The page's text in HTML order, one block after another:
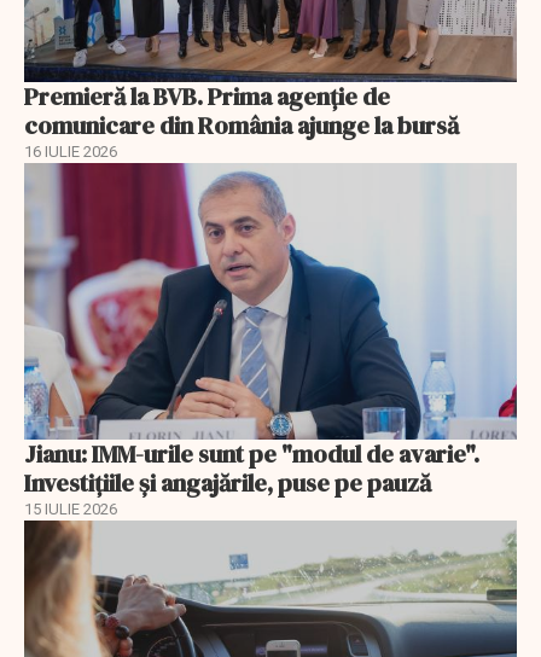
Premieră la BVB. Prima agenție de
comunicare din România ajunge la bursă
16 IULIE 2026
Jianu: IMM-urile sunt pe "modul de avarie".
Investițiile și angajările, puse pe pauză
15 IULIE 2026